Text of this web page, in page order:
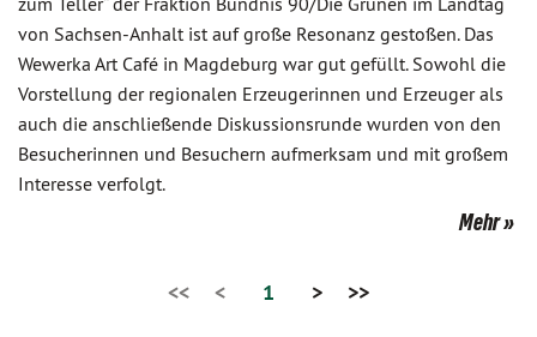
von Sachsen-Anhalt ist auf große Resonanz gestoßen. Das
Wewerka Art Café in Magdeburg war gut gefüllt. Sowohl die
Vorstellung der regionalen Erzeugerinnen und Erzeuger als
auch die anschließende Diskussionsrunde wurden von den
Besucherinnen und Besuchern aufmerksam und mit großem
Interesse verfolgt.
Mehr
<< < 1 > >>